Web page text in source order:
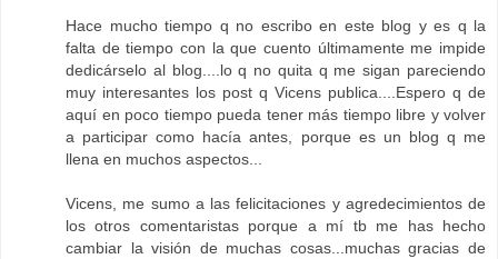
Hace mucho tiempo q no escribo en este blog y es q la
falta de tiempo con la que cuento últimamente me impide
dedicárselo al blog....lo q no quita q me sigan pareciendo
muy interesantes los post q Vicens publica....Espero q de
aquí en poco tiempo pueda tener más tiempo libre y volver
a participar como hacía antes, porque es un blog q me
llena en muchos aspectos...
Vicens, me sumo a las felicitaciones y agredecimientos de
los otros comentaristas porque a mí tb me has hecho
cambiar la visión de muchas cosas...muchas gracias de